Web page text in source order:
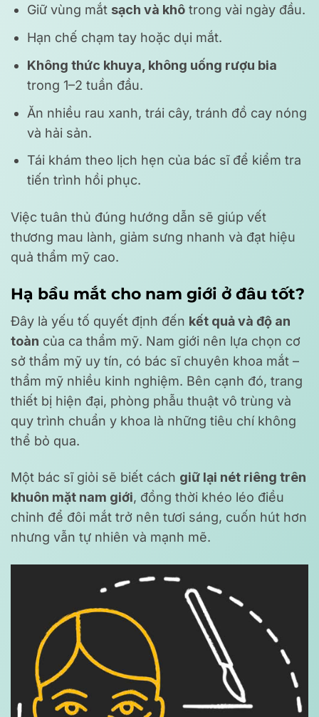
Giữ vùng mắt sạch và khô trong vài ngày đầu.
Hạn chế chạm tay hoặc dụi mắt.
Không thức khuya, không uống rượu bia
trong 1–2 tuần đầu.
Ăn nhiều rau xanh, trái cây, tránh đồ cay nóng
và hải sản.
Tái khám theo lịch hẹn của bác sĩ để kiểm tra
tiến trình hồi phục.
Việc tuân thủ đúng hướng dẫn sẽ giúp vết
thương mau lành, giảm sưng nhanh và đạt hiệu
quả thẩm mỹ cao.
Hạ bầu mắt cho nam giới ở đâu tốt?
Đây là yếu tố quyết định đến kết quả và độ an
toàn của ca thẩm mỹ. Nam giới nên lựa chọn cơ
sở thẩm mỹ uy tín, có bác sĩ chuyên khoa mắt –
thẩm mỹ nhiều kinh nghiệm. Bên cạnh đó, trang
thiết bị hiện đại, phòng phẫu thuật vô trùng và
quy trình chuẩn y khoa là những tiêu chí không
thể bỏ qua.
Một bác sĩ giỏi sẽ biết cách giữ lại nét riêng trên
khuôn mặt nam giới, đồng thời khéo léo điều
chỉnh để đôi mắt trở nên tươi sáng, cuốn hút hơn
nhưng vẫn tự nhiên và mạnh mẽ.